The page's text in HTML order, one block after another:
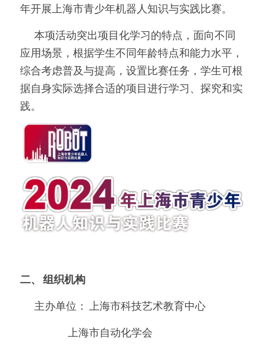
优沃家教
法语学习
年开展上海市青少年机器人知识与实践比赛。
应用场景，根据学生不同年龄特点和能力水平，
综合考虑普及与提高，设置比赛任务，学生可根
据自身实际选择合适的项目进行学习、探究和实
践。
二、 组织机构
	主办单位： 上海市科技艺术教育中心
	                   上海市自动化学会